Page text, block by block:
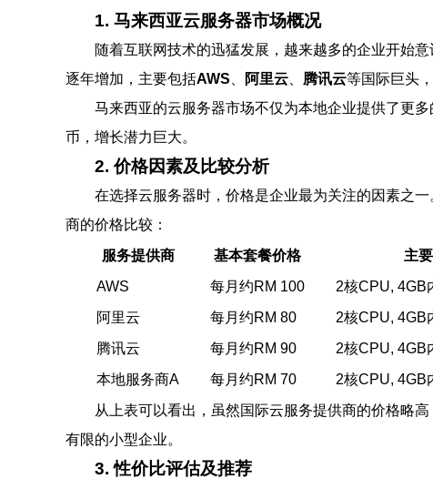
1. 马来西亚云服务器市场概况
随着互联网技术的迅猛发展，越来越多的企业开始意
逐年增加，主要包括AWS 阿里云 腾讯云等国际巨头
马来西亚的云服务器市场不仅为本地企业提供了更
币，增长潜力巨大。
2. 价格因素及比较分析
在选择云服务器时，价格是企业最为关注的因素之
商的价格比较：
服务提供商
基本套餐价格
主
AWS
每月约RM 100
2核CPU, 4GB
阿里云
每月约RM 80
2核CPU, 4GB
腾讯云
每月约RM 90
2核CPU, 4GB
本地服务商A
每月约RM 70
2核CPU, 4GB
从上表可以看出，虽然国际云服务提供商的价格略高
有限的小型企业。
3. 性价比评估及推荐